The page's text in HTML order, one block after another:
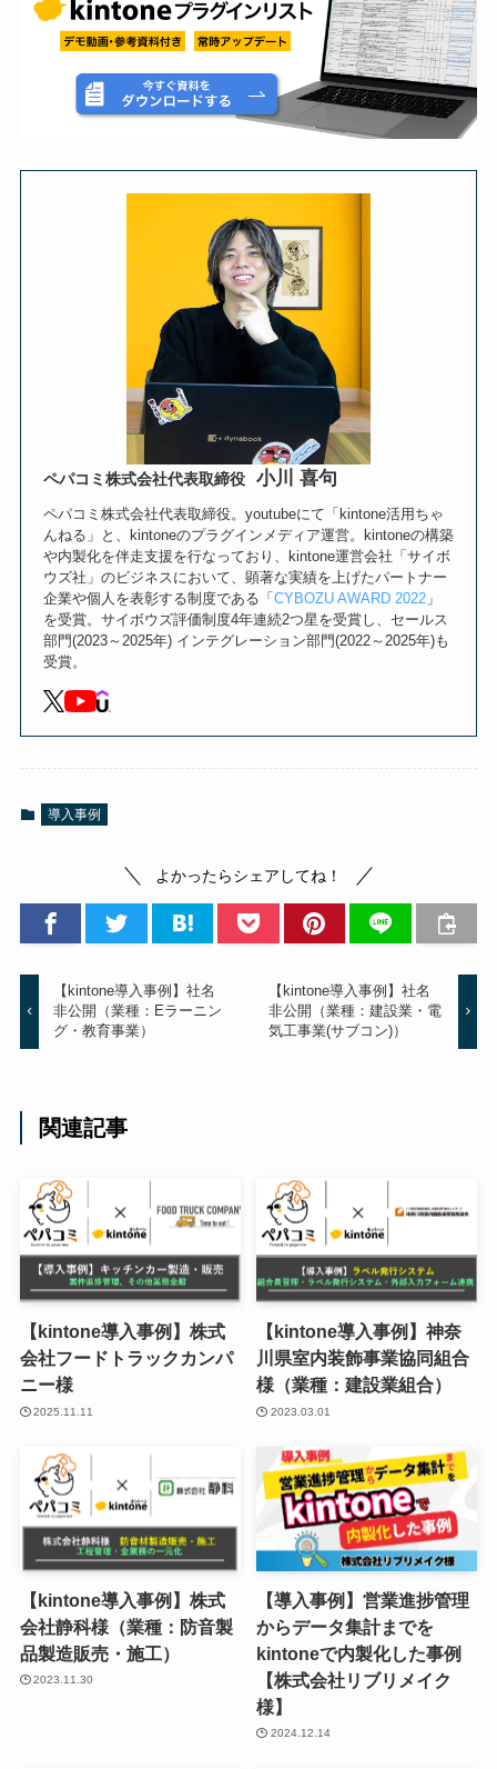
ペパコミ株式会社代表取締役 小川 喜句
ペパコミ株式会社代表取締役。youtubeにて「kintone活用ちゃ
んねる」と、kintoneのプラグインメディア運営。kintoneの構築
や内製化を伴走支援を行なっており、kintone運営会社「サイボ
ウズ社」のビジネスにおいて、顕著な実績を上げたパートナー
企業や個人を表彰する制度である「 CYBOZU AWARD 2022」
を受賞。サイボウズ評価制度4年連続2つ星を受賞し、セールス
部門(2023～2025年) インテグレーション部門(2022～2025年)も
受賞。
導入事例
よかったらシェアしてね！
【kintone導入事例】社名
非公開（業種：Eラーニン
グ・教育事業）
【kintone導入事例】社名
非公開（業種：建設業・電
気工事業(サブコン)）
関連記事
【kintone導入事例】株式
会社フードトラックカンパ
ニー様
2025.11.11
【kintone導入事例】神奈
川県室内装飾事業協同組合
様（業種：建設業組合）
2023.03.01
【kintone導入事例】株式
会社静科様（業種：防音製
品製造販売・施工）
2023.11.30
【導入事例】営業進捗管理
からデータ集計までを
kintoneで内製化した事例
【株式会社リブリメイク
様】
2024.12.14